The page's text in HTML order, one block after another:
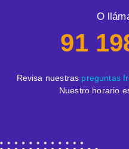
O
91
Revisa nuestras preguntas
Nuestro horario